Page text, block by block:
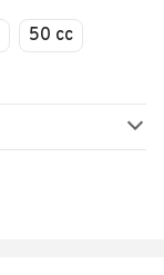
50 cc